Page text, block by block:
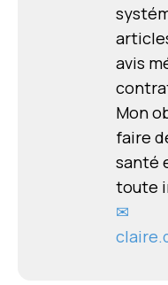
avis
Mon
faire
santé
toute
✉